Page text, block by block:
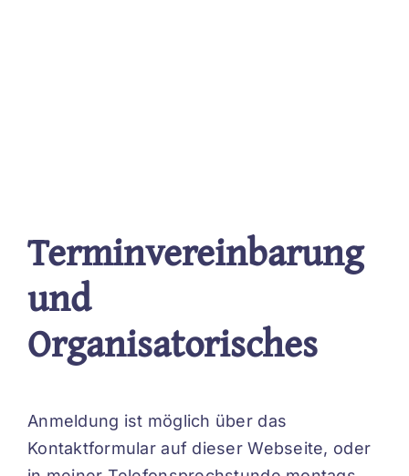
Terminvereinbarung
und
Organisatorisches
Anmeldung ist möglich über das
Kontaktformular auf dieser Webseite, oder